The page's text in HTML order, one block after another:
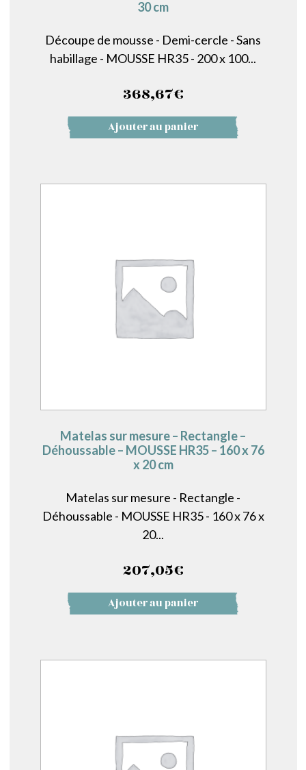
30 cm
Découpe de mousse - Demi-cercle - Sans
habillage - MOUSSE HR35 - 200 x 100...
368,67€
Ajouter au panier
Matelas sur mesure – Rectangle –
Déhoussable – MOUSSE HR35 – 160 x 76
x 20 cm
Matelas sur mesure - Rectangle -
Déhoussable - MOUSSE HR35 - 160 x 76 x
20...
207,05€
Ajouter au panier